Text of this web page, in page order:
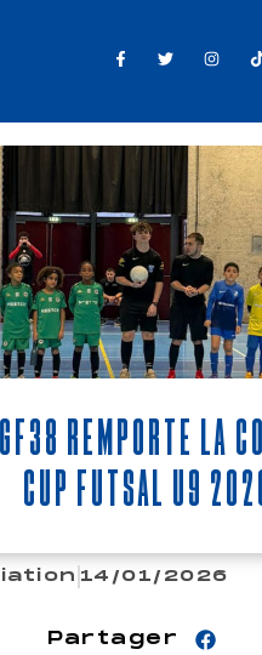
remporte la
Cup Futsal U9
14/01/2026
Partager